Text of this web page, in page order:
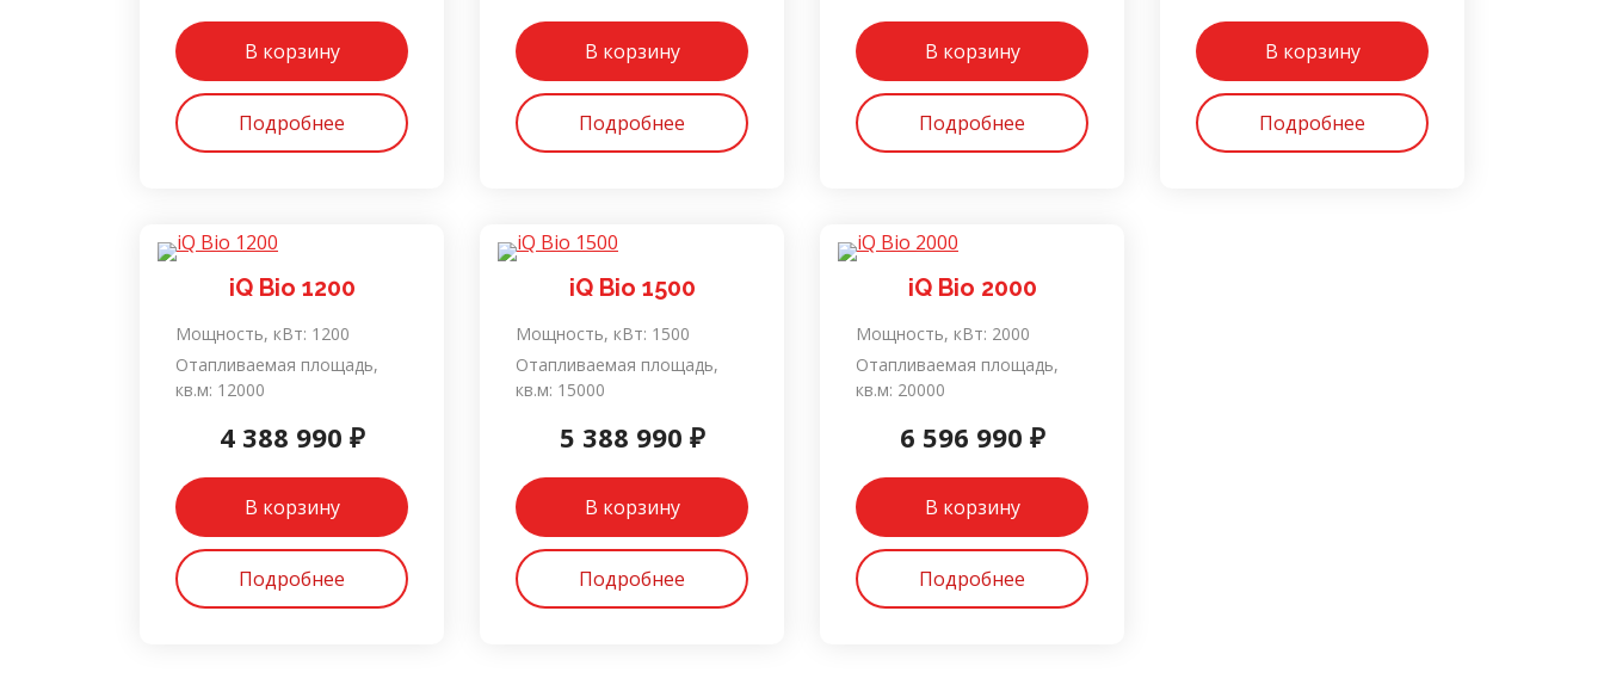
В корзину
Подробнее
В корзину
Подробнее
В корзину
Подробнее
В корзину
Подробнее
iQ Bio 1200
Мощность, кВт: 1200
Отапливаемая площадь,
кв.м: 12000
4 388 990 ₽
В корзину
Подробнее
iQ Bio 1500
Мощность, кВт: 1500
Отапливаемая площадь,
кв.м: 15000
5 388 990 ₽
В корзину
Подробнее
iQ Bio 2000
Мощность, кВт: 2000
Отапливаемая площадь,
кв.м: 20000
6 596 990 ₽
В корзину
Подробнее